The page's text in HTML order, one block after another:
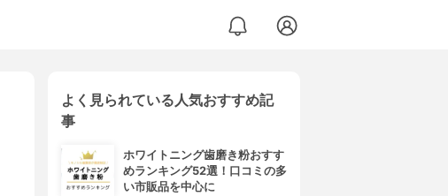
よく見られている人気おすすめ記
事
ホワイトニング歯磨き粉おすす
めランキング52選！口コミの多
い市販品を中心に